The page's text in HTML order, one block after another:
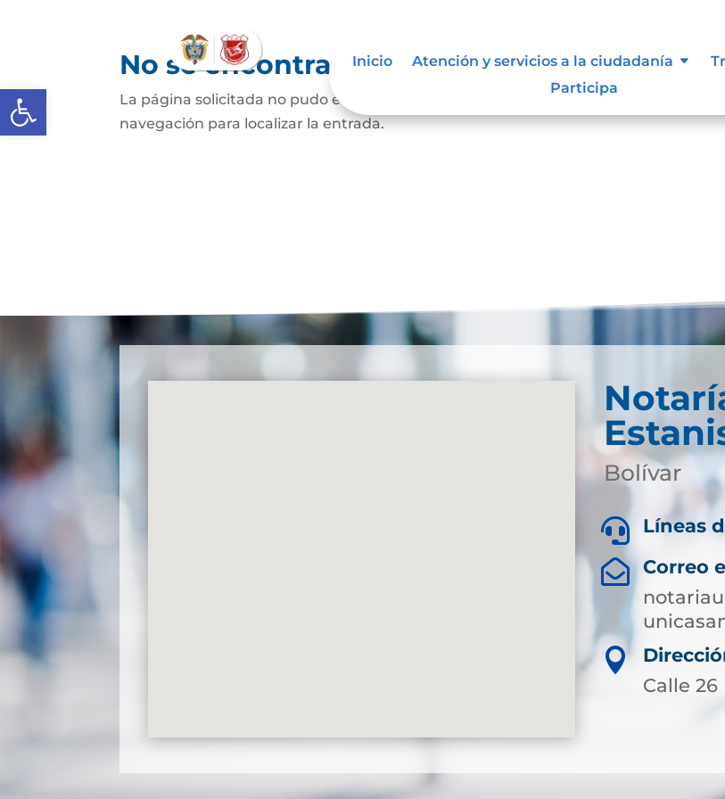
Abrir barra de herramientas
Inicio Atención y servicios a la ciudadanía
Participa
No se encontraron resultados
La página solicitada no pudo encontrarse. Trate de perfeccionar su búsqueda o
navegación para localizar la entrada.
Bolívar
 Líneas

Correo

Calle 26